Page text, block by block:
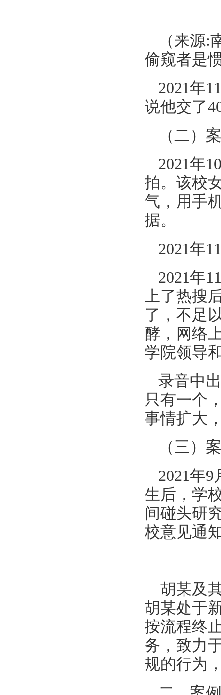
（来源
偷窥者是
2021年
说他交了
（二）
2021年
拍。该校
气，用手
据。
2021年
2021年
上了热搜
了，不足
酵，网络
学院领导
录音中
只有一个
事情扩大
（三）
2021年
生后，学
间碰头研
校意见通
胡某及
胡某处于
按流程终
务，致力
规的行为